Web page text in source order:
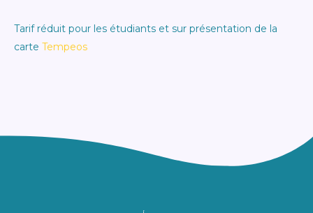
Tarif réduit pour les étudiants et sur présentation de la
carte Tempeos